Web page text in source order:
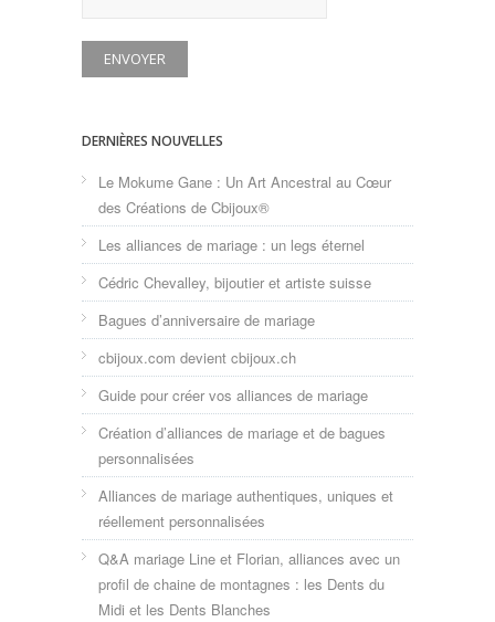
DERNIÈRES NOUVELLES
Le Mokume Gane : Un Art Ancestral au Cœur
des Créations de Cbijoux®
Les alliances de mariage : un legs éternel
Cédric Chevalley, bijoutier et artiste suisse
Bagues d’anniversaire de mariage
cbijoux.com devient cbijoux.ch
Guide pour créer vos alliances de mariage
Création d’alliances de mariage et de bagues
personnalisées
Alliances de mariage authentiques, uniques et
réellement personnalisées
Q&A mariage Line et Florian, alliances avec un
profil de chaine de montagnes : les Dents du
Midi et les Dents Blanches